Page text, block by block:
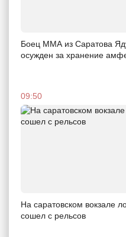
Боец ММА из Саратова
осужден за хранение
09:50
На саратовском вокзале
сошел с рельсов